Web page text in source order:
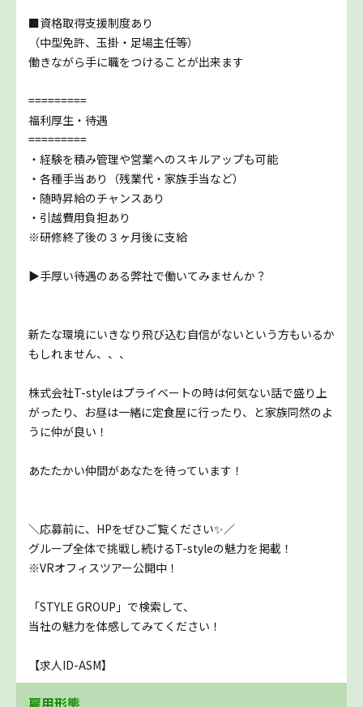
■資格取得支援制度あり
（中型免許、玉掛・足場主任等）
働きながら手に職をつけることが出来ます
=========
福利厚生・待遇
=========
・経験を積み管理や営業へのスキルアップも可能
・各種手当あり（残業代・家族手当など）
・随時昇給のチャンスあり
・引越費用負担あり
※研修終了後の３ヶ月後に支給
▶手厚い待遇のある弊社で働いてみませんか？
新たな環境にいきなり飛び込む自信がないという方もいるか
もしれません、、、
株式会社T-styleはプライベートの時は何気ない話で盛り上
がったり、お昼は一緒に定食屋に行ったり、と家族同然のよ
うに仲が良い！
あたたかい仲間があなたを待っています！
＼応募前に、HPをぜひご覧ください✨／
グループ全体で挑戦し続けるT-styleの魅力を掲載！
※VRオフィスツアー公開中！
「STYLE GROUP」で検索して、
当社の魅力を体感してみてください！
【求人ID-ASM】
雇用形態